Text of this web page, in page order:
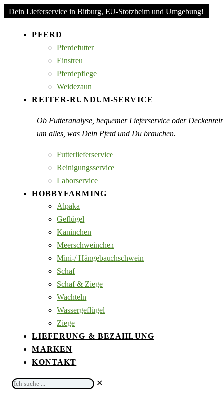
Dein Lieferservice in Bitburg, EU-Stotzheim und Umgebung!
PFERD
Pferdefutter
Einstreu
Pferdepflege
Weidezaun
REITER-RUNDUM-SERVICE
Ob Futteranalyse, bequemer Lieferservice oder
um alles, was Dein Pferd und Du brauchen.
Futterlieferservice
Reinigungsservice
Laborservice
HOBBYFARMING
Alpaka
Geflügel
Kaninchen
Meerschweinchen
Mini-/ Hängebauchschwein
Schaf
Schaf & Ziege
Wachteln
Wassergeflügel
Ziege
LIEFERUNG & BEZAHLUNG
MARKEN
KONTAKT
Ich
suche
✕